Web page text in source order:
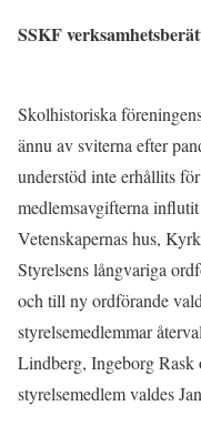
SSKF
Skolhistoriska
ännu av sviterna efter
understöd inte erhållits
medlemsavgifterna
Vetenskapernas hus,
Styrelsens långvariga
och till ny ordförande
styrelsemedlemmar
Lindberg, Ingeborg
styrelsemedlem valdes